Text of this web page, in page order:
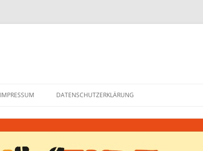
IMPRESSUM DATENSCHUTZERKLÄRUNG